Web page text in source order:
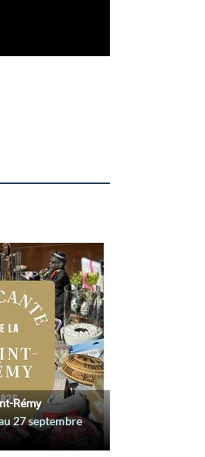
Rémy
27 septembre